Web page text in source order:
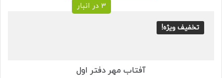
تخفیف ویژه!
3 در انبار
آفتاب مهر دفتر اول